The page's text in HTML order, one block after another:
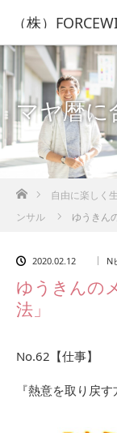
（株）
知って人生を
マヤ暦に
ホーム自由に楽しく
ンサル
ゆうきん
2020.02.12 N
ゆうきんの
法」
No.62【仕事】
『熱意を取り戻す